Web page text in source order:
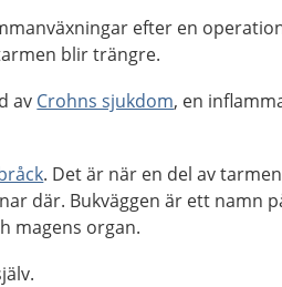
efter en
blir trängre.
av Crohns sjukdom, en
. Det är när en del av
där. Bukväggen är ett namn
magens organ.